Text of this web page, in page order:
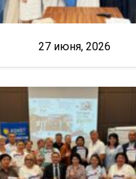
27 июня, 2026